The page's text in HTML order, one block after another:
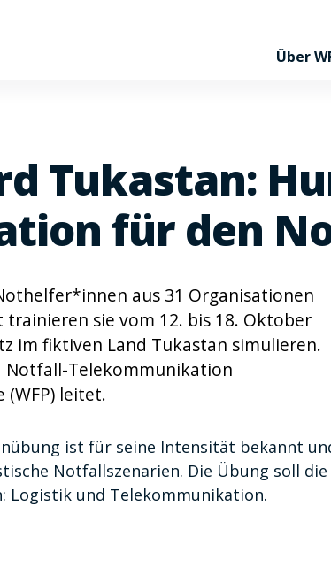
Über
Tukastan:
für den
aus 31 Organisationen
sie vom 12. bis 18. Oktober
im fiktiven Land Tukastan simulieren.
Notfall-Telekommunikation
leitet.
ist für seine Intensität bekannt
Notfallszenarien. Die Übung soll die
Logistik und Telekommunikation.